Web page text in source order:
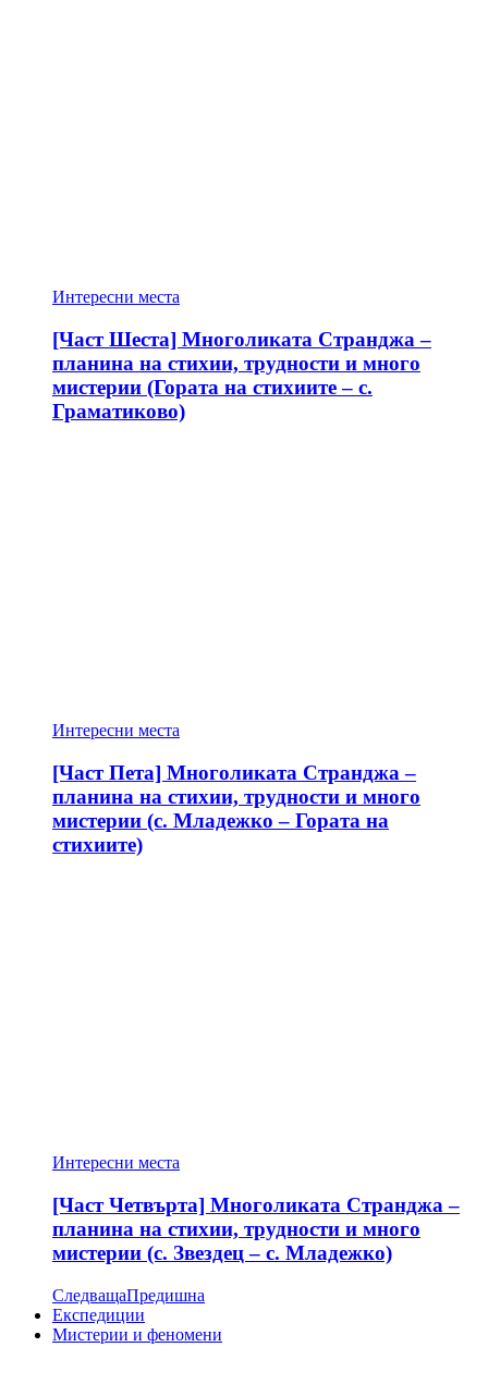
Интересни места
[Част Шеста] Многоликата Странджа –
планина на стихии, трудности и много
мистерии (Гората на стихиите – с.
Граматиково)
Интересни места
[Част Пета] Многоликата Странджа –
планина на стихии, трудности и много
мистерии (с. Младежко – Гората на
стихиите)
Интересни места
[Част Четвърта] Многоликата Странджа –
планина на стихии, трудности и много
мистерии (с. Звездец – с. Младежко)
СледващаПредишна
Експедиции
Мистерии и феномени